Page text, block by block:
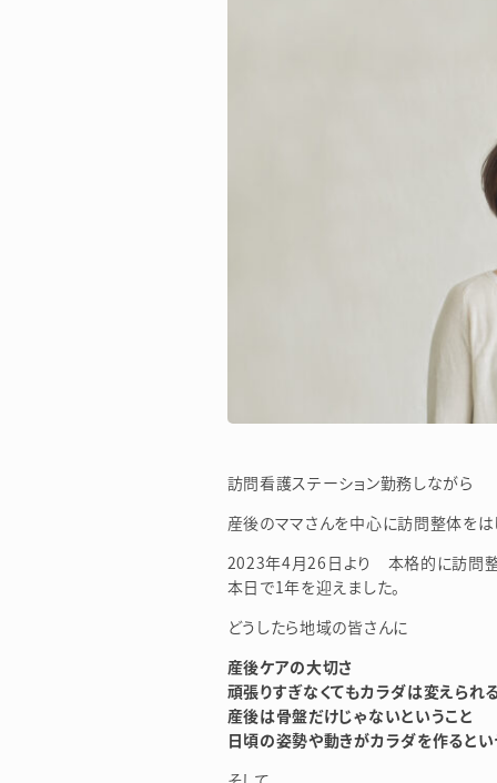
訪問看護ステーション勤務しながら
産後のママさんを中心に訪問整体を
2023年4月26日より 本格的に訪問整
本日で1年を迎えました。
どうしたら地域の皆さんに
産後ケアの大切さ
頑張りすぎなくてもカラダは変えられ
産後は骨盤だけじゃないということ
日頃の姿勢や動きがカラダを作るとい